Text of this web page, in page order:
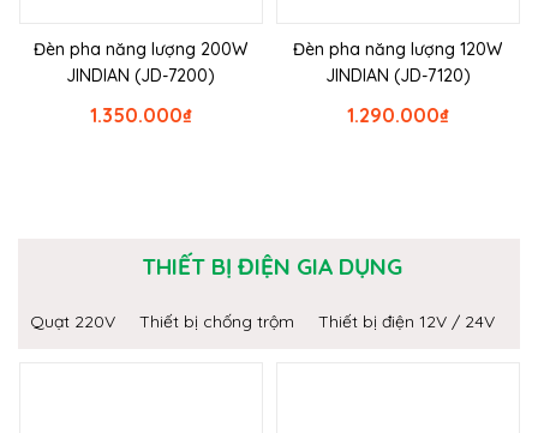
Đèn pha năng lượng 200W
JINDIAN (JD-7200)
₫
1.350.000
Đèn pha năng lượng 120W
JINDIAN (JD-7120)
₫
1.290.000
THIẾT BỊ ĐIỆN GIA DỤNG
Quạt 220V Thiết bị chống trộm Thiết bị điện 12V / 24V